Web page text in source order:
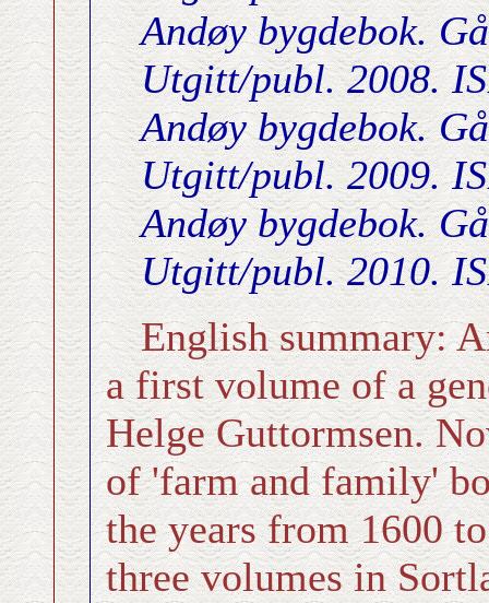
Andøy bygdebok.
Utgitt/publ. 2008.
Andøy bygdebok.
Utgitt/publ. 2009.
Andøy bygdebok.
Utgitt/publ. 2010.
English summary:
a first volume of a
Helge Guttormsen.
of 'farm and family'
the years from 1600
three volumes in